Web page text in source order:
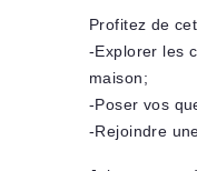
Profitez de
-Explorer les
maison;
-Poser vos
-Rejoindre